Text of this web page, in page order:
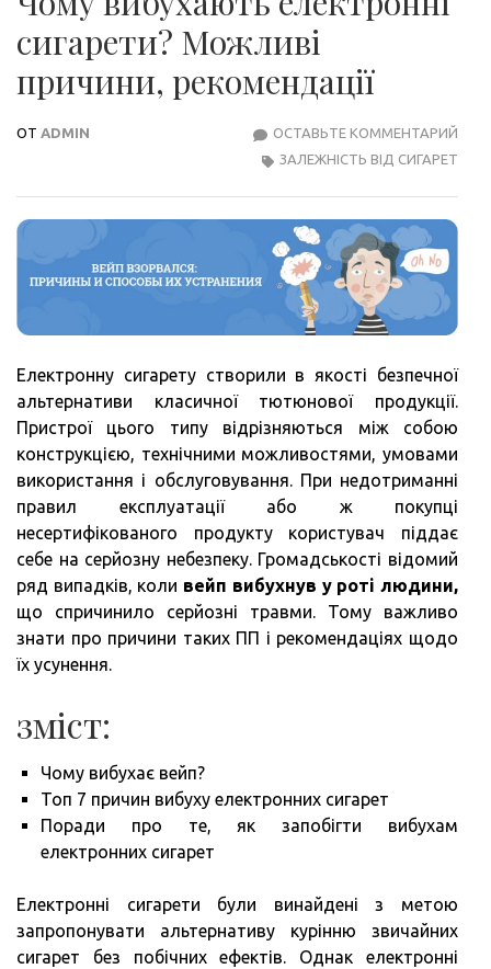
сигарети? Можливі
причини, рекомендації
ОТ ADMIN ОСТАВЬТЕ КОММЕНТАРИЙ
ЗАЛЕЖНІСТЬ ВІД СИГАРЕТ
Електронну сигарету створили в якості безпечної
альтернативи класичної тютюнової продукції.
Пристрої цього типу відрізняються між собою
конструкцією, технічними можливостями, умовами
використання і обслуговування. При недотриманні
правил експлуатації або ж покупці
несертифікованого продукту користувач піддає
себе на серйозну небезпеку. Громадськості відомий
ряд випадків, коли вейп вибухнув у роті людини,
що спричинило серйозні травми. Тому важливо
знати про причини таких ПП і рекомендаціях щодо
їх усунення.
зміст:
Чому вибухає вейп?
Топ 7 причин вибуху електронних сигарет
Поради про те, як запобігти вибухам
електронних сигарет
Електронні сигарети були винайдені з метою
запропонувати альтернативу курінню звичайних
сигарет без побічних ефектів. Однак електронні